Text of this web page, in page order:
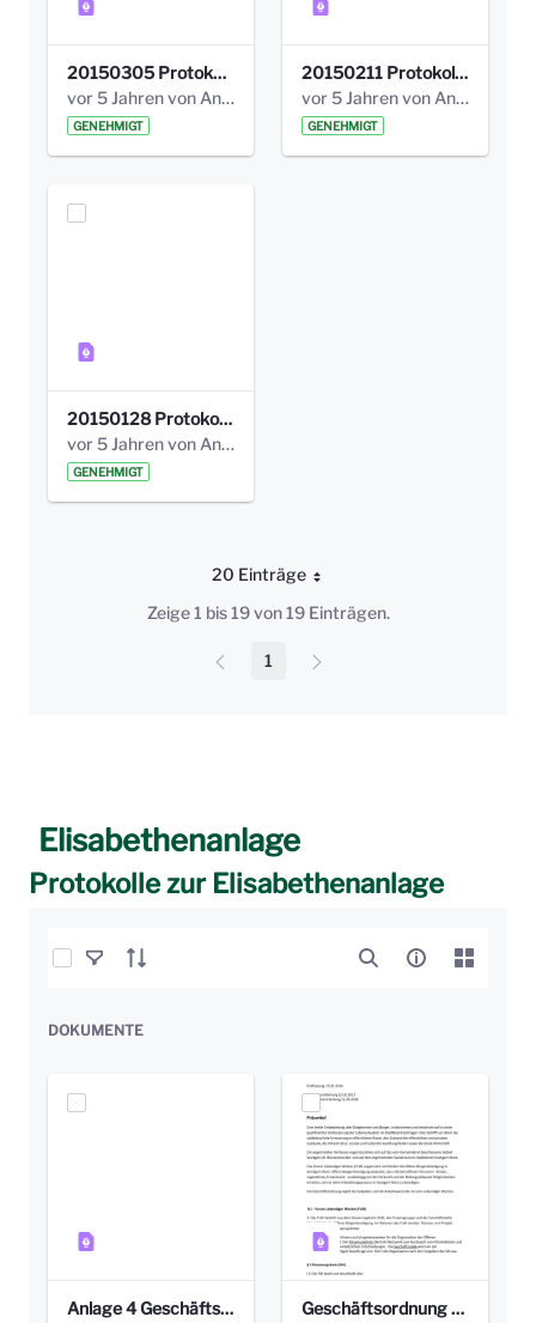
20150305 Protokoll Bismarckplatz _UrbanG_01.pdf
vor 5 Jahren von Anni Schlumberger
GENEHMIGT
20150211 Protokoll Bismarckplatz_Jugend_02b.pdf
vor 5 Jahren von Anni Schlumberger
GENEHMIGT
20150128 Protokoll Bismarckplatz_Jugend_01.pdf
vor 5 Jahren von Anni Schlumberger
GENEHMIGT
20 Einträge
Pro Seite
Zeige 1 bis 19 von 19 Einträgen.
Seite
1
Elisabethenanlage
Protokolle zur Elisabethenanlage
Elemente auswählen
DOKUMENTE
Anlage 4 Geschäftsordnung Stand 2022_10_27.pdf Geschäftsordnung Stand 11.6.2018.pdf